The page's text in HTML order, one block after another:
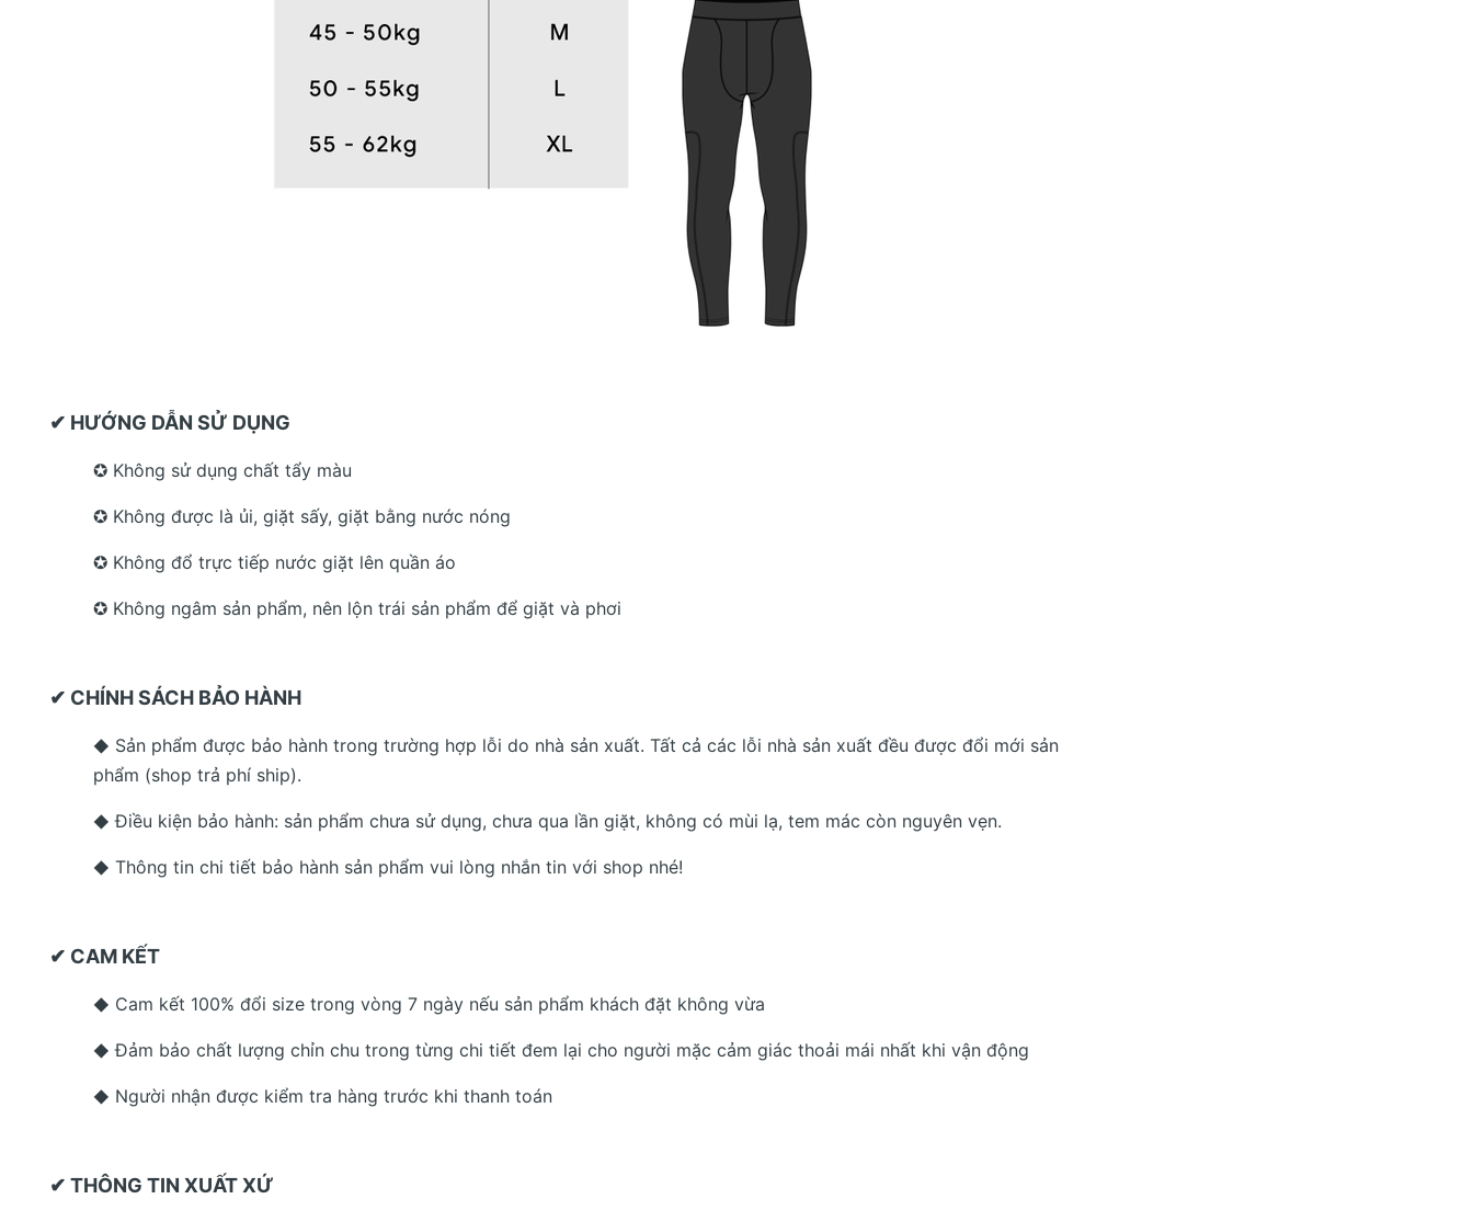
✔ HƯỚNG DẪN SỬ DỤNG
✪ Không sử dụng chất tẩy màu
✪ Không được là ủi, giặt sấy, giặt bằng nước nóng
✪ Không đổ trực tiếp nước giặt lên quần áo
✪ Không ngâm sản phẩm, nên lộn trái sản phẩm để giặt và phơi
✔ CHÍNH SÁCH BẢO HÀNH
◆ Sản phẩm được bảo hành trong trường hợp lỗi do nhà sản xuất. Tất cả các lỗi nhà sản xuất đều được đổi mới sản
phẩm (shop trả phí ship).
◆ Điều kiện bảo hành: sản phẩm chưa sử dụng, chưa qua lần giặt, không có mùi lạ, tem mác còn nguyên vẹn.
◆ Thông tin chi tiết bảo hành sản phẩm vui lòng nhắn tin với shop nhé!
✔ CAM KẾT
◆ Cam kết 100% đổi size trong vòng 7 ngày nếu sản phẩm khách đặt không vừa
◆ Đảm bảo chất lượng chỉn chu trong từng chi tiết đem lại cho người mặc cảm giác thoải mái nhất khi vận động
◆ Người nhận được kiểm tra hàng trước khi thanh toán
✔ THÔNG TIN XUẤT XỨ